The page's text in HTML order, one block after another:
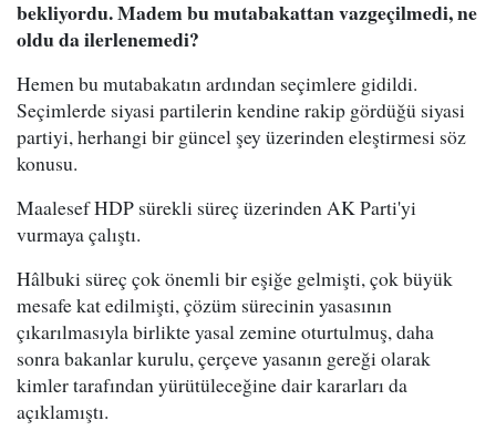
bekliyordu. Madem bu mutabakattan vazgeçilmedi, ne
oldu da ilerlenemedi?
Hemen bu mutabakatın ardından seçimlere gidildi.
Seçimlerde siyasi partilerin kendine rakip gördüğü siyasi
partiyi, herhangi bir güncel şey üzerinden eleştirmesi söz
konusu.
Maalesef HDP sürekli süreç üzerinden AK Parti'yi
vurmaya çalıştı.
Hâlbuki süreç çok önemli bir eşiğe gelmişti, çok büyük
mesafe kat edilmişti, çözüm sürecinin yasasının
çıkarılmasıyla birlikte yasal zemine oturtulmuş, daha
sonra bakanlar kurulu, çerçeve yasanın gereği olarak
kimler tarafından yürütüleceğine dair kararları da
açıklamıştı.